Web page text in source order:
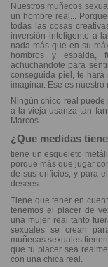
Nuestros muñecos
un hombre real...
todas las cosas
inversión inteligente a
nada más que en su
hombros y espalda,
achuchandote para
conseguida piel, te
imaginar. Ese es
Ningún chico real
a la vieja usanza tan
Marcos.
¿Que medidas
tiene un esqueleto
porque más que jugar
de sus orificios, y para
desees.
Tiene que tener en
tenemos el placer de
una mujer real tanto
sexuales se crean
muñecas sexuales
que tu placer sea
con una chica real.